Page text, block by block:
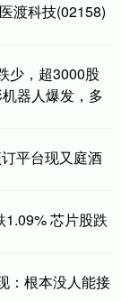
渡科技(02158)
少，超3000股
器人爆发，多
平台现又庭酒
芯片股跌
：根本没人能接